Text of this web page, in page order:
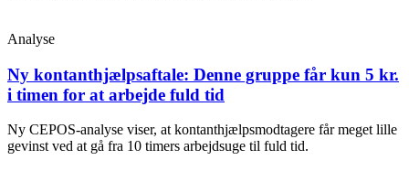
Analyse
Ny kontanthjælpsaftale: Denne gruppe får kun 5 kr.
i timen for at arbejde fuld tid
Ny CEPOS-analyse viser, at kontanthjælpsmodtagere får meget lille
gevinst ved at gå fra 10 timers arbejdsuge til fuld tid.